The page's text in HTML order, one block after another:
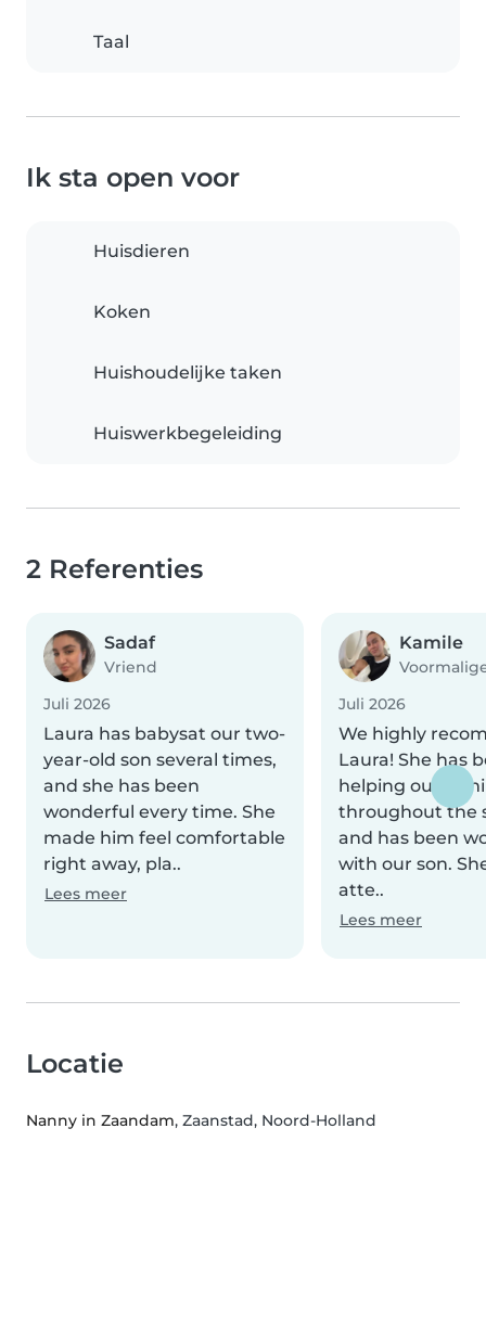
Taal
Ik sta open voor
Huisdieren
Koken
Huishoudelijke taken
Huiswerkbegeleiding
2 Referenties
Sadaf
Vriend
Juli 2026
Laura has babysat our two-
year-old son several times,
and she has been
wonderful every time. She
made him feel comfortable
right away, pla..
Lees meer
Kamile
Juli 2026
We highly
Laura! She has
helping our
throughout the
and has been
with our son.
atte..
Lees meer
Locatie
Nanny in Zaandam, Zaanstad, Noord-Holland